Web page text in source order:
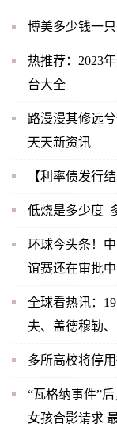
博美多少钱一
热推荐：2023
台大全
路漫漫其修远
天天新资讯
【利率债发行
低烧是多少度_
环球今头条！
谊赛还在审批中
全球看热讯：
夫、盖德穆勒
多所高校将停
“瓦格纳事件”
女孩合影请求